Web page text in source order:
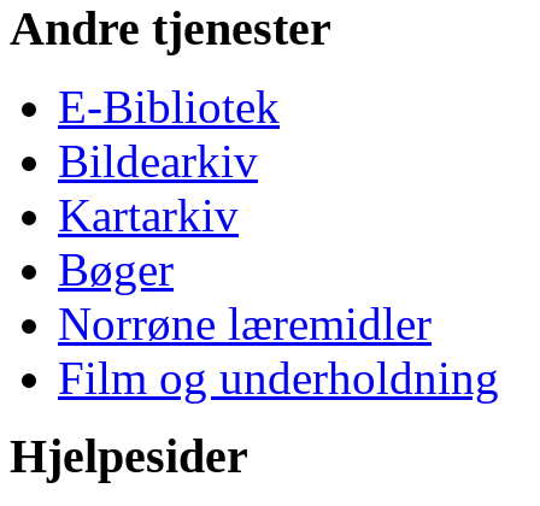
Andre tjenester
E-Bibliotek
Bildearkiv
Kartarkiv
Bøger
Norrøne læremidler
Film og underholdning
Hjelpesider